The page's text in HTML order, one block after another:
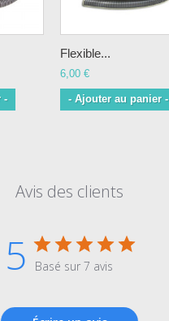
-
Flexible...
6,00 €
- Ajouter au panier -
Avis des clients
5 Basé sur 7 avis